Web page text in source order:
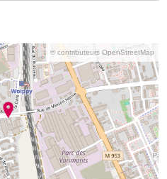
© contributeurs OpenStreetMap